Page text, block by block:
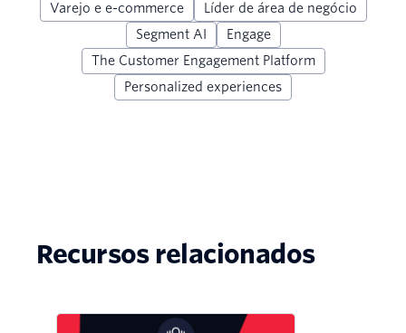
Varejo e e-commerce
Líder de área de negócio
Segment AI
Engage
The Customer Engagement Platform
Personalized experiences
Recursos relacionados